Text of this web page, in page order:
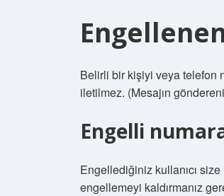
Belirli bir kişiyi veya telefon
iletilmez. (Mesajın
Engelli
Engellediğiniz kullanıcı
engellemeyi kaldırmanız